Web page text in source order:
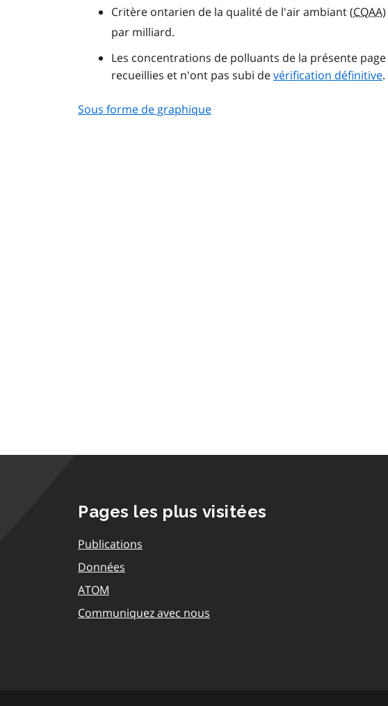
Critère ontarien de la qualité de l'air ambiant (CQAA
par milliard.
Les concentrations de polluants de la présente
recueillies et n'ont pas subi devérification définitive.
Sous forme de graphique
Pages les plus visitées
Publications
Données
ATOM
Communiquez avec nous